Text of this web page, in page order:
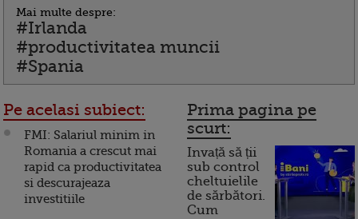
Mai multe despre:
#Irlanda
#productivitatea muncii
#Spania
Pe acelasi subiect:
FMI: Salariul minim in
Romania a crescut mai
rapid ca productivitatea
si descurajeaza
investitiile
Prima pagina pe
scurt:
Invață să ții
sub control
cheltuielile
de sărbători.
Cum